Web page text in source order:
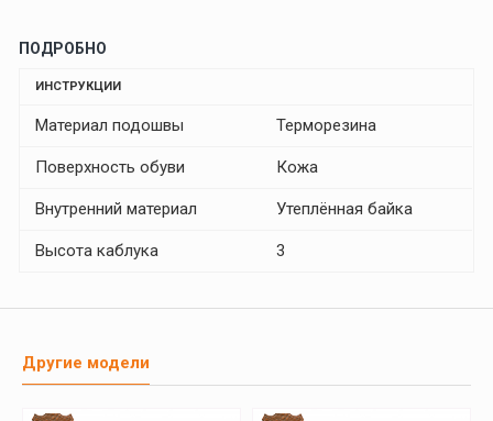
ПОДРОБНО
ИНСТРУКЦИИ
Материал подошвы Терморезина
Поверхность обуви Кожа
Внутренний материал Утеплённая байка
Высота каблука 3
Другие модели